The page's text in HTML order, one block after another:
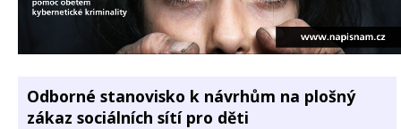
Odborné stanovisko k návrhům na plošný
zákaz sociálních sítí pro děti